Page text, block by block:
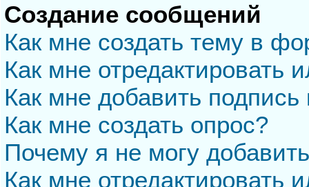
Создание сообщений
Как мне создать тему в
Как мне отредактировать
Как мне добавить
Как мне создать опрос?
Почему я не могу
Как мне отредактировать